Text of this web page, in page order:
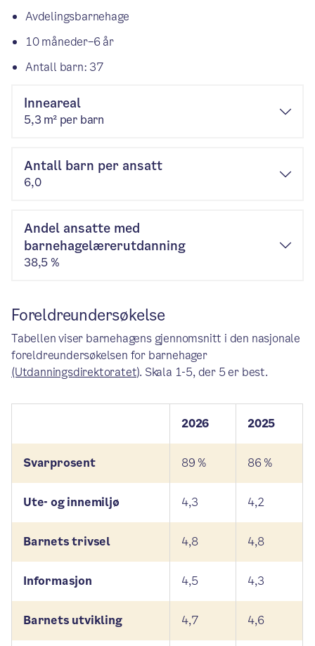
Avdelingsbarnehage
10 måneder–6 år
Antall barn: 37
Inneareal
5,3 m² per barn
Antall barn per ansatt
6,0
Andel ansatte med
barnehagelærerutdanning
38,5 %
Foreldreundersøkelse
Tabellen viser barnehagens gjennomsnitt i den nasjonale
foreldreundersøkelsen for barnehager
(Utdanningsdirektoratet). Skala 1-5, der 5 er best.
2026 2025
Svarprosent 89 % 86 %
Ute- og innemiljø 4,3 4,2
Barnets trivsel 4,8 4,8
Informasjon 4,5 4,3
Barnets utvikling 4,7 4,6